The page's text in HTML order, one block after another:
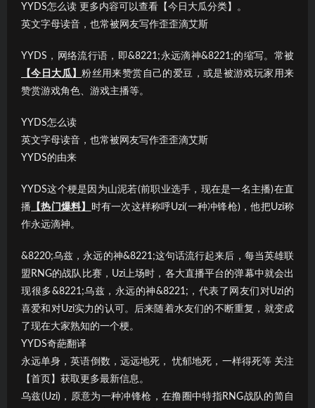
YYDS怎么读 更多内容可以查看【今日大瓜分类】。
英文字母读音，也常被网友写作歪歪滴艾斯
YYDS，网络流行语，即&8221;永远滴神&8221;的缩写。常被
【今日大瓜】粉丝用来赞赏自己的爱豆，或是被游戏玩家用来
赞赏游戏角色、游戏主播等。
YYDS怎么读
英文字母读音，也常被网友写作歪歪滴艾斯
YYDS的由来
YYDS这个梗是因为山泥若(前职业选手，现在是一名主播)在直
播 【热门爆料】
时有一次这样称呼Uzi(一种冲锋枪)，他把Uzi称
作永远滴神。
&8220;乌兹，永远的神&8221;这句话流行起来后，每当英雄联
盟RNG的战队比赛，Uzi上场时，各大直播平台的弹幕中就会出
现很多&8221;乌兹，永远的神&8221;，代表了网友们对Uzi的
喜爱和对Uzi实力的认可。后来随着水友们的不断重复，就变成
了现在大家熟知的一个梗。
YYDS奇葩翻译
永远单身，英语倒数，远远地死， 忧郁地死，一样得死等 关注
【首页】获取更多最新信息。
乌兹(Uzi)，原意为一种冲锋枪，在撸圈中特指RNG战队的简自